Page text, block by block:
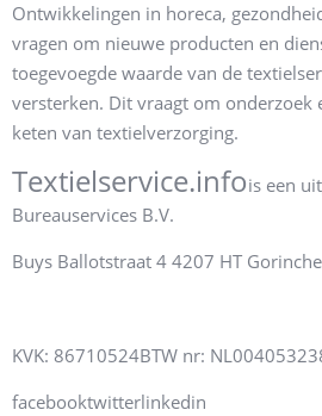
Ontwikkelingen in horeca,
vragen om nieuwe producten en
toegevoegde waarde van de
versterken. Dit vraagt om onderzoek
keten van textielverzorging.
Textielservice.infois een
Bureauservices B.V.
Buys Ballotstraat 4 4207 HT
KVK: 86710524BTW nr:
facebooktwitterlinkedin